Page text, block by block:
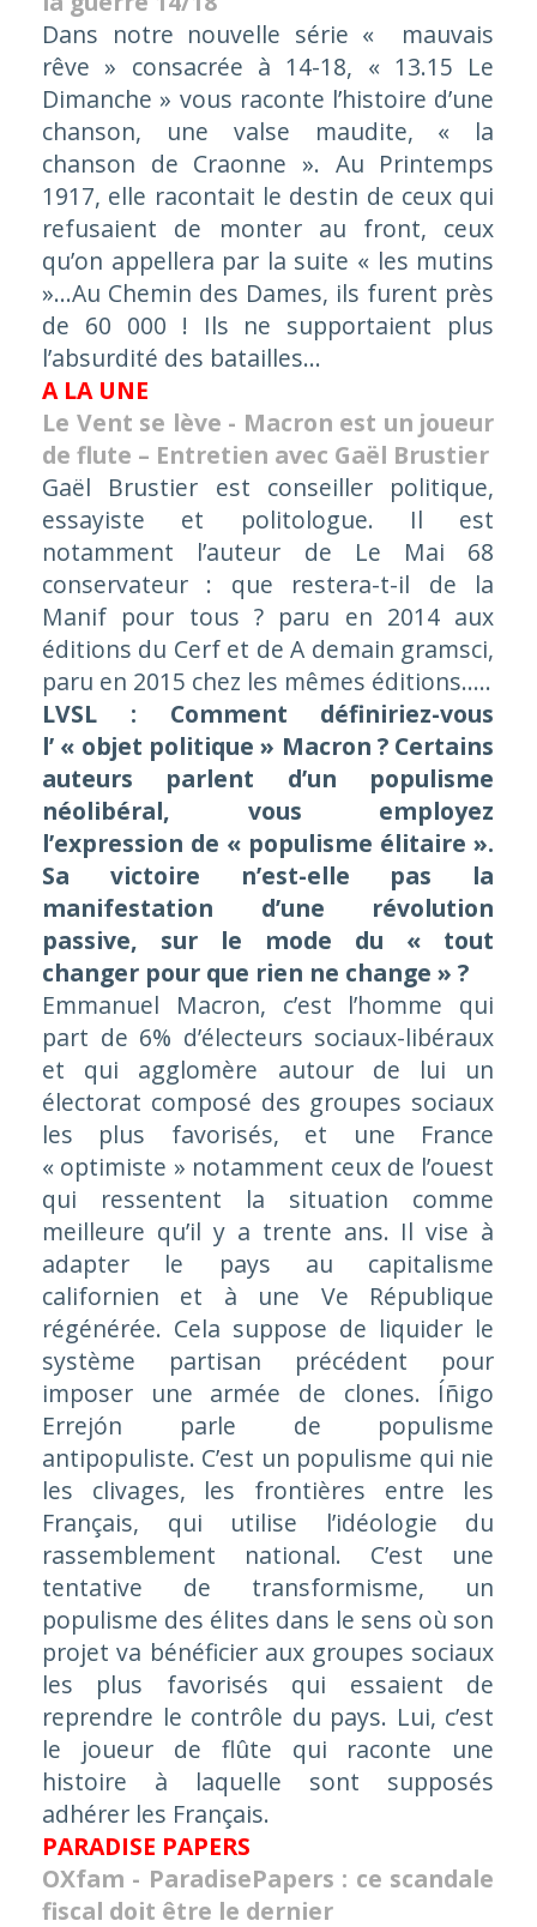
Dans notre nouvelle série « mauvais
rêve » consacrée à 14-18, « 13.15 Le
Dimanche » vous raconte l’histoire d’une
chanson, une valse maudite, « la
chanson de Craonne ». Au Printemps
1917, elle racontait le destin de ceux qui
refusaient de monter au front, ceux
qu’on appellera par la suite « les mutins
»…Au Chemin des Dames, ils furent près
de 60 000 ! Ils ne supportaient plus
l’absurdité des batailles...
A LA UNE
Le Vent se lève - Macron est un joueur
de flute – Entretien avec Gaël Brustier
Gaël Brustier est conseiller politique,
essayiste et politologue. Il est
notamment l’auteur de Le Mai 68
conservateur : que restera-t-il de la
Manif pour tous ? paru en 2014 aux
éditions du Cerf et deA demain gramsci,
paru en 2015 chez les mêmes éditions.....
LVSL : Comment définiriez-vous
l’ « objet politique » Macron ? Certains
auteurs parlent d’un populisme
néolibéral, vous employez
l’expression de « populisme élitaire ».
Sa victoire n’est-elle pas la
manifestation d’une révolution
passive, sur le mode du « tout
changer pour que rien ne change » ?
Emmanuel Macron, c’est l’homme qui
part de 6% d’électeurs sociaux-libéraux
et qui agglomère autour de lui un
électorat composé des groupes sociaux
les plus favorisés, et une France
« optimiste » notamment ceux de l’ouest
qui ressentent la situation comme
meilleure qu’il y a trente ans. Il vise à
adapter le pays au capitalisme
californien et à une Ve République
régénérée. Cela suppose de liquider le
système partisan précédent pour
imposer une armée de clones. Íñigo
Errejón parle de populisme
antipopuliste. C’est un populisme qui nie
les clivages, les frontières entre les
Français, qui utilise l’idéologie du
rassemblement national. C’est une
tentative de transformisme, un
populisme des élites dans le sens où son
projet va bénéficier aux groupes sociaux
les plus favorisés qui essaient de
reprendre le contrôle du pays. Lui, c’est
le joueur de flûte qui raconte une
histoire à laquelle sont supposés
adhérer les Français.
PARADISE PAPERS
OXfam - ParadisePapers : ce scandale
fiscal doit être le dernier